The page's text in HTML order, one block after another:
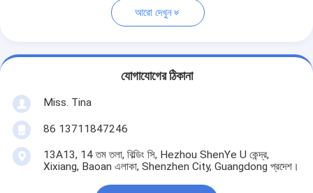
আরো দেখুন
যোগাযোগের ঠিকানা
Miss. Tina
86 13711847246
13A13, 14 তম তলা, বিল্ডিং সি, Hezhou ShenYe U কেন্দ্র,
Xixiang, Baoan এলাকা, Shenzhen City, Guangdong প্রদেশ।